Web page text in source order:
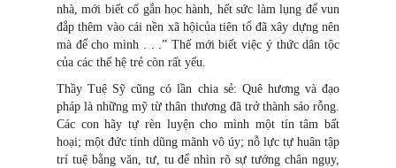
nhà, mới biết cố gắn học hành, hết sức làm lụng để vun
đắp thêm vào cái nền xã hộicủa tiên tổ đã xây dựng nên
mà để cho mình . . .” Thế mới biết việc ý thức dân tộc
của các thế hệ trẻ còn rất yếu.
Thầy Tuệ Sỹ cũng có lần chia sẻ: Quê hương và đạo
pháp là những mỹ từ thân thương đã trở thành sáo rỗng.
Các con hãy tự rèn luyện cho mình một tín tâm bất
hoại; một đức tính dũng mãnh vô úy; nỗ lực tự huân tập
trí tuệ bằng văn, tư, tu để nhìn rõ sự tướng chân ngụy,